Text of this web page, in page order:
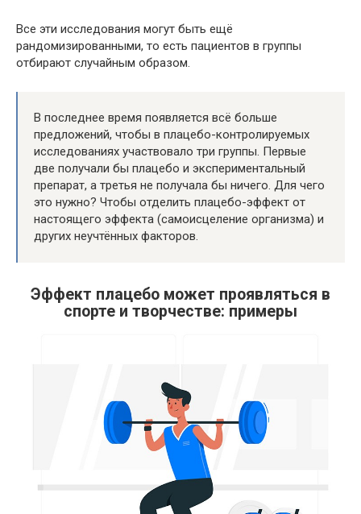
Все эти исследования могут быть ещё
рандомизированными, то есть пациентов в группы
отбирают случайным образом.
В последнее время появляется всё больше
предложений, чтобы в плацебо-контролируемых
исследованиях участвовало три группы. Первые
две получали бы плацебо и экспериментальный
препарат, а третья не получала бы ничего. Для чего
это нужно? Чтобы отделить плацебо-эффект от
настоящего эффекта (самоисцеление организма) и
других неучтённых факторов.
Эффект плацебо может проявляться в
спорте и творчестве: примеры